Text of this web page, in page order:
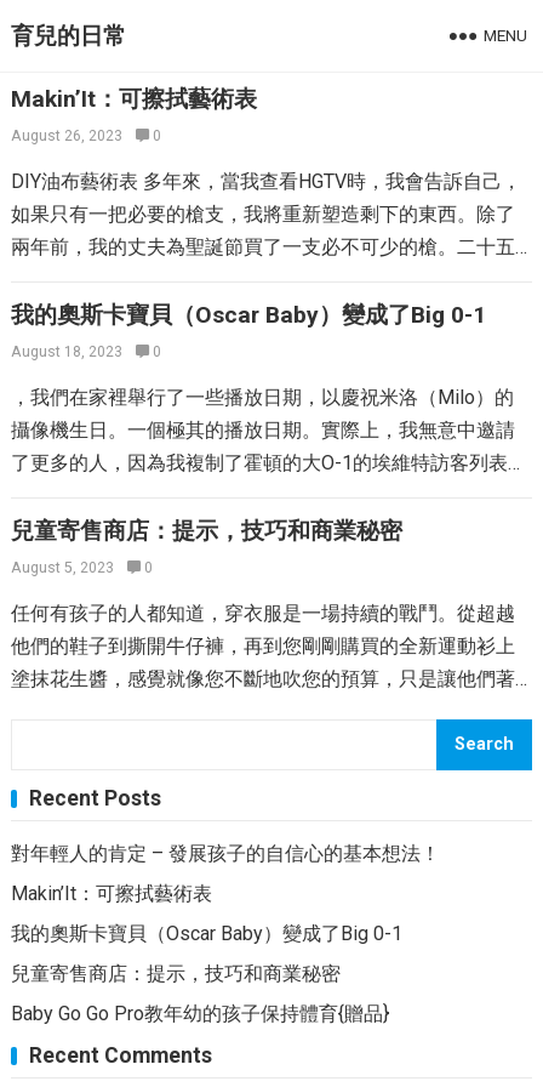
育兒的日常 MENU
Makin’It：可擦拭藝術表
August 26, 2023 0
DIY油布藝術表 多年來，當我查看HGTV時，我會告訴自己，
如果只有一把必要的槍支，我將重新塑造剩下的東西。除了
兩年前，我的丈夫為聖誕節買了一支必不可少的槍。二十五
藝術表，因為朱利安大約有兩個。我的兄弟姐妹在Michael’s
購買了它，並用Goodnight Moon中的頁面將其塗成了它。它
刮掉，打磨了，並用黑板塗料噴灑。 我在互聯網上使用黑板
塗料看到的一切似乎都很迷人，但是事實是，如果這是室內
桌子的表面，那麼粉筆塵會變得一團糟。粉筆在就餐空間中=
油布覆蓋這張桌子，可以簡單清潔，非常適合藝術工作和零
食。這是一張孩子大小的桌子，就在我的膝蓋上方。我切開
了織物，並將邊緣放下。而已。 油布（在某些情況下是層壓
棉）有許多有趣的圖案。這家Etsy商店到處都是它們。 訂書
機不會發生？只需將油料織物扔到地板上，並讓年輕人在那
分，定期的消息帶有您可以做出的事情的概念。嬰兒和年輕
的嬰兒？檢查DIY概念的清單，以完成您喜歡的工作。
我的奧斯卡寶貝（Oscar Baby）變成了Big 0-1
August 18, 2023 0
，我們在家裡舉行了一些播放日期，以慶祝米洛（Milo）的
攝像機生日。一個極其的播放日期。實際上，我無意中邀請
了更多的人，因為我複制了霍頓的大O-1的埃維特訪客列表，
一年中的多雨時間，我們可能會在後院變得瘋狂，但這就是
事實。 我們把年輕人戴在慶祝帽子上，讓他弄些了不起的蛋
的路”：在奧斯卡慶典上閃閃發光，並記住去年在我肚子裡有
七個“進入勞動”餅乾的去年，我在惠特尼的肚子後開始了勞
動。奧斯卡派對……啊回憶。 我在2001年使用了惠特尼
（Whitney）婚禮活動中的伴娘禮服，並要求亞歷克（Alec）
進入他的最佳健康狀況（如果您想知道的話，我們結婚
了），我們坐在前排歡呼雀躍，與其他愚蠢的人一起噓聲。
兒童寄售商店：提示，技巧和商業秘密
August 5, 2023 0
任何有孩子的人都知道，穿衣服是一場持續的戰鬥。從超越
他們的鞋子到撕開牛仔褲，再到您剛剛購買的全新運動衫上
塗抹花生醬，感覺就像您不斷地吹您的預算，只是讓他們著
而無需您破壞銀行。您可以通過二手購買衣服，書籍，玩具
和設備來節省幾千美元的一生。 購買二手車也對環境也有好
處，從一開始就為您的孩子提供了有關地球母親的重要課
程。每年在垃圾填埋場中遇到的衣服量令人震驚。通過前往
技巧和商業秘密 以下是二手購物的一些不同選擇，還有一些
建議可以幫助您智能購物： 兒童寄售商店在線 如果您有一堆
小時光，那麼您可能不會對穿上真正的褲子並冒險去商店的
想法感到興奮。值得慶幸的是，如今，網絡上有許多出色的
品牌對衣服進行排序，而且他們對它們的使用方式開放，
Search
Recent Posts
對年輕人的肯定 – 發展孩子的自信心的基本想法！
Makin’It：可擦拭藝術表
我的奧斯卡寶貝（Oscar Baby）變成了Big 0-1
兒童寄售商店：提示，技巧和商業秘密
Baby Go Go Pro教年幼的孩子保持體育{贈品}
Recent Comments